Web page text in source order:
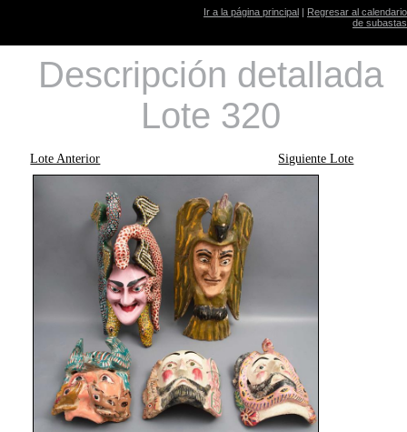
Ir a la página principal | Regresar al calendario
de subastas
Descripción detallada
Lote 320
Lote Anterior Siguiente Lote